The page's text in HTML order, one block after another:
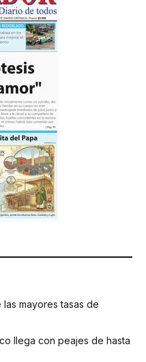
mayores tasas de
llega con peajes de hasta